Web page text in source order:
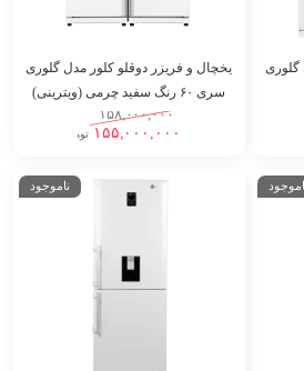
گلوری
یخچال و فریزر دوقلو کلور مدل گلوری
سری ۶۰ رنگ سفید چرمی (ویترینی)
۱۵۸,۰۰۰,۰۰۰
۱۵۵,۰۰۰,۰۰۰ تومان
ناموجود